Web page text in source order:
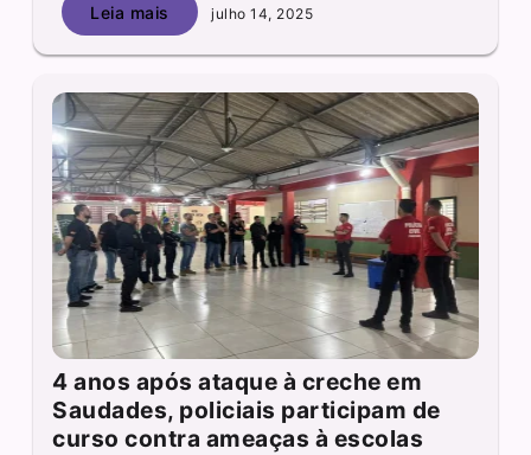
Leia mais julho 14, 2025
4 anos após ataque à creche em
Saudades, policiais participam de
curso contra ameaças à escolas